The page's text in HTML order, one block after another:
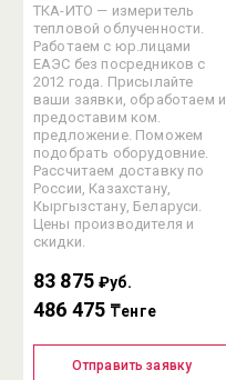
ТКА-ИТО — измеритель
тепловой облученности.
Работаем с юр.лицами
ЕАЭС без посредников с
2012 года. Присылайте
ваши заявки, обработаем и
предоставим ком.
предложение. Поможем
подобрать оборудовние.
Рассчитаем доставку по
России, Казахстану,
Кыргызстану, Беларуси.
Цены производителя и
скидки.
83 875 ₽уб.
486 475 ₸енге
Отправить заявку